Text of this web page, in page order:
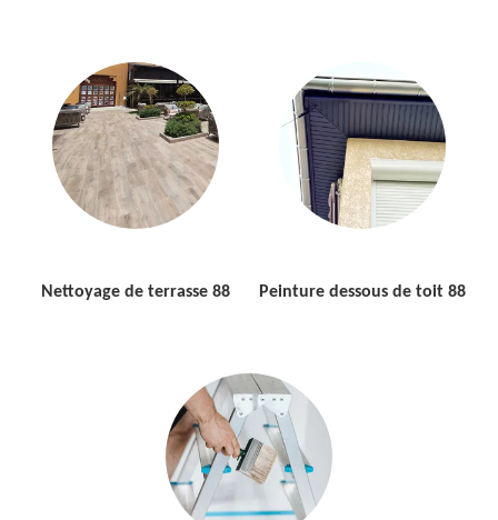
Nettoyage de terrasse 88 Peinture dessous de toit 88